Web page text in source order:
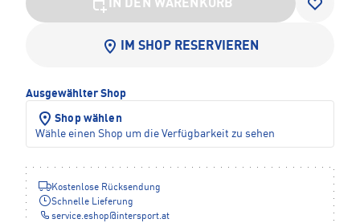
IN DEN WARENKORB
IM SHOP RESERVIEREN
Ausgewählter Shop
Shop wählen
Wähle einen Shop um die Verfügbarkeit zu sehen
Kostenlose Rücksendung
Schnelle Lieferung
service.eshop@intersport.at